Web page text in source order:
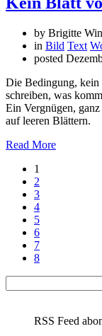
by Brigitte
in Bild Text
posted
Die Bedingung, kein
schreiben, was
Ein Vergnügen,
auf leeren Blättern.
Read More
1
2
3
4
5
6
7
8
nach:
RSS Feed